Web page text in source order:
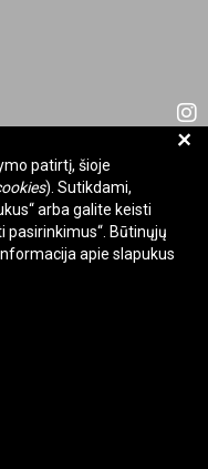
teisės saugomos.
+
patirtį, šioje
). Sutikdami,
arba galite keisti
pasirinkimus“. Būtinųjų
apie slapukus